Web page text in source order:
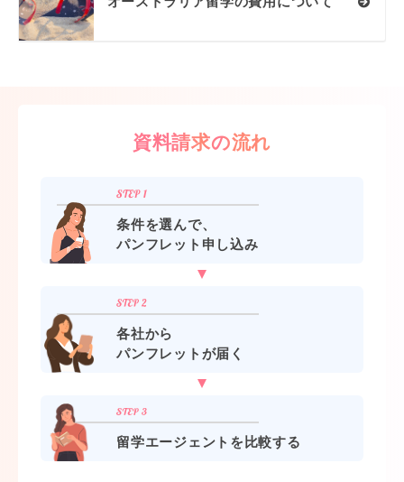
資料請求の流れ
条件を選んで、
パンフレット申し込み
各社から
パンフレットが届く
留学エージェントを比較する